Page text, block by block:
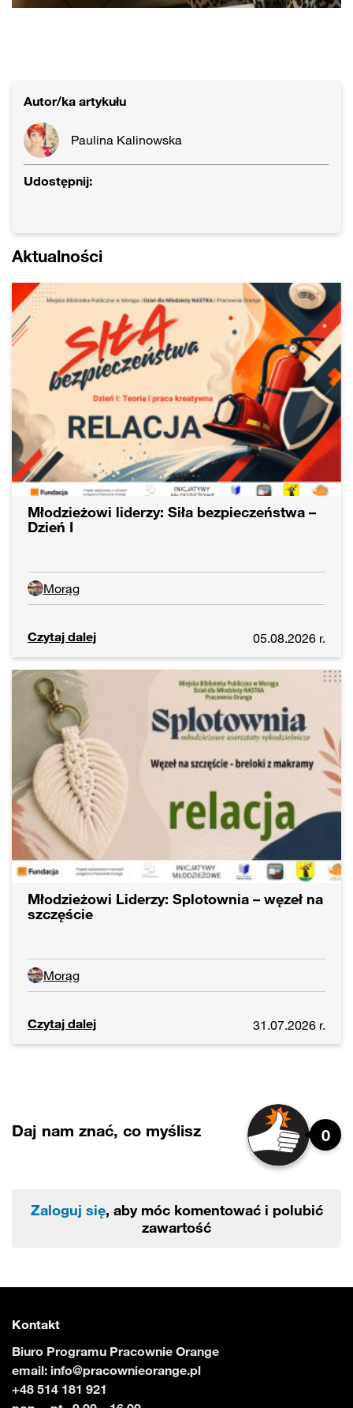
Autor/ka artykułu
Paulina Kalinowska
Udostępnij:
Aktualności
Młodzieżowi liderzy: Siła bezpieczeństwa –
Dzień I
Morąg
Czytaj dalej 05.08.2026 r.
Młodzieżowi Liderzy: Splotownia – węzeł na
szczęście
Morąg
Czytaj dalej 31.07.2026 r.
Daj nam znać, co myślisz 0
Zaloguj się, aby móc komentować i polubić
zawartość
Kontakt
Biuro Programu Pracownie Orange
email: info@pracownieorange.pl
+48 514 181 921